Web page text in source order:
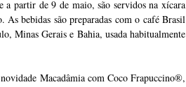
a partir de 9 de maio, são servidos na xícara
bebidas são preparadas com o café Brasil
Minas Gerais e Bahia, usada habitualmente
Macadâmia com Coco Frapuccino®,